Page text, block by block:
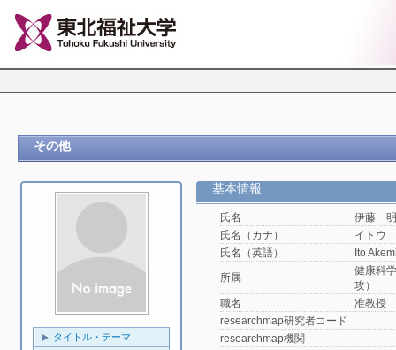
その他
タイトル・テーマ
基本情報
氏名
伊藤
氏名（カナ）
イトウ
氏名（英語）
Ito
所属
健康科
攻）
職名
准教授
researchmap研究者コード
researchmap機関